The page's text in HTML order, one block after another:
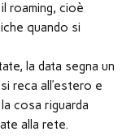
roaming, cioè
quando si
la data segna un
reca all’estero e
cosa riguarda
alla rete.